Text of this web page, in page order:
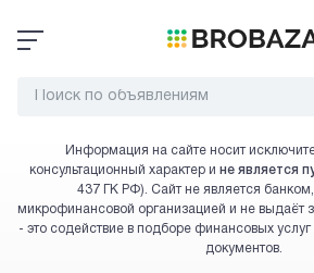
Информация на сайте носит
консультационный характер и не является
437 ГК РФ). Сайт не является
микрофинансовой организацией и не выдаёт
- это содействие в подборе финансовых
документов.